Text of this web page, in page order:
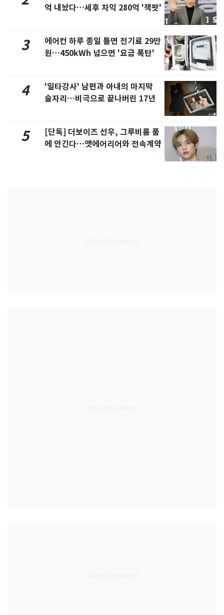
억 내놨다…세후 차익 280억 '잭팟'
3
에어컨 하루 종일 틀면 전기료 29만
원…450kWh 넘으면 '요금 폭탄'
4
'일타강사' 남편과 아내의 마지막
술자리…비극으로 끝나버린 17년
5
[단독] 더보이즈 선우, 그루비룸 품
에 안긴다…앳에어리어와 전속계약